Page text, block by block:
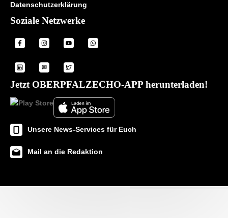
Datenschutzerklärung
Soziale Netzwerke
Jetzt OBERPFALZECHO-APP herunterladen!
Unsere News-Services für Euch
Mail an die Redaktion